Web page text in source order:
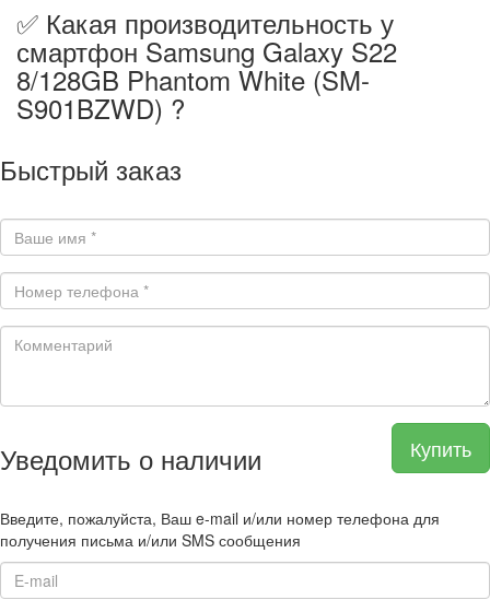
✅ Какая производительность у
смартфон Samsung Galaxy S22
8/128GB Phantom White (SM-
S901BZWD) ?
Быстрый заказ
Купить
Уведомить о наличии
Введите, пожалуйста, Ваш e-mail и/или номер телефона для
получения письма и/или SMS сообщения